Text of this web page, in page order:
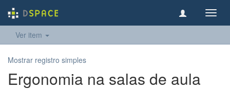
Ver item
Mostrar registro simples
Ergonomia na salas de aula